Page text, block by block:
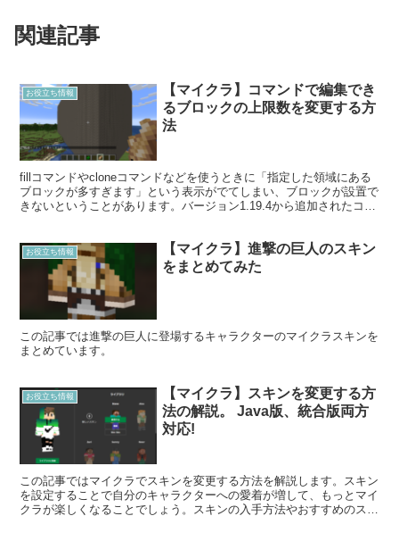
関連記事
お役立ち情報
【マイクラ】コマンドで編集でき
るブロックの上限数を変更する方
法
fillコマンドやcloneコマンドなどを使うときに「指定した領域にある
ブロックが多すぎます」という表示がでてしまい、ブロックが設置で
きないということがあります。バージョン1.19.4から追加されたコマ
お役立ち情報
【マイクラ】進撃の巨人のスキン
をまとめてみた
この記事では進撃の巨人に登場するキャラクターのマイクラスキンを
まとめています。
お役立ち情報
【マイクラ】スキンを変更する方
法の解説。 Java版、統合版両方
対応!
この記事ではマイクラでスキンを変更する方法を解説します。スキン
を設定することで自分のキャラクターへの愛着が増して、もっとマイ
クラが楽しくなることでしょう。スキンの入手方法やおすすめのスキ